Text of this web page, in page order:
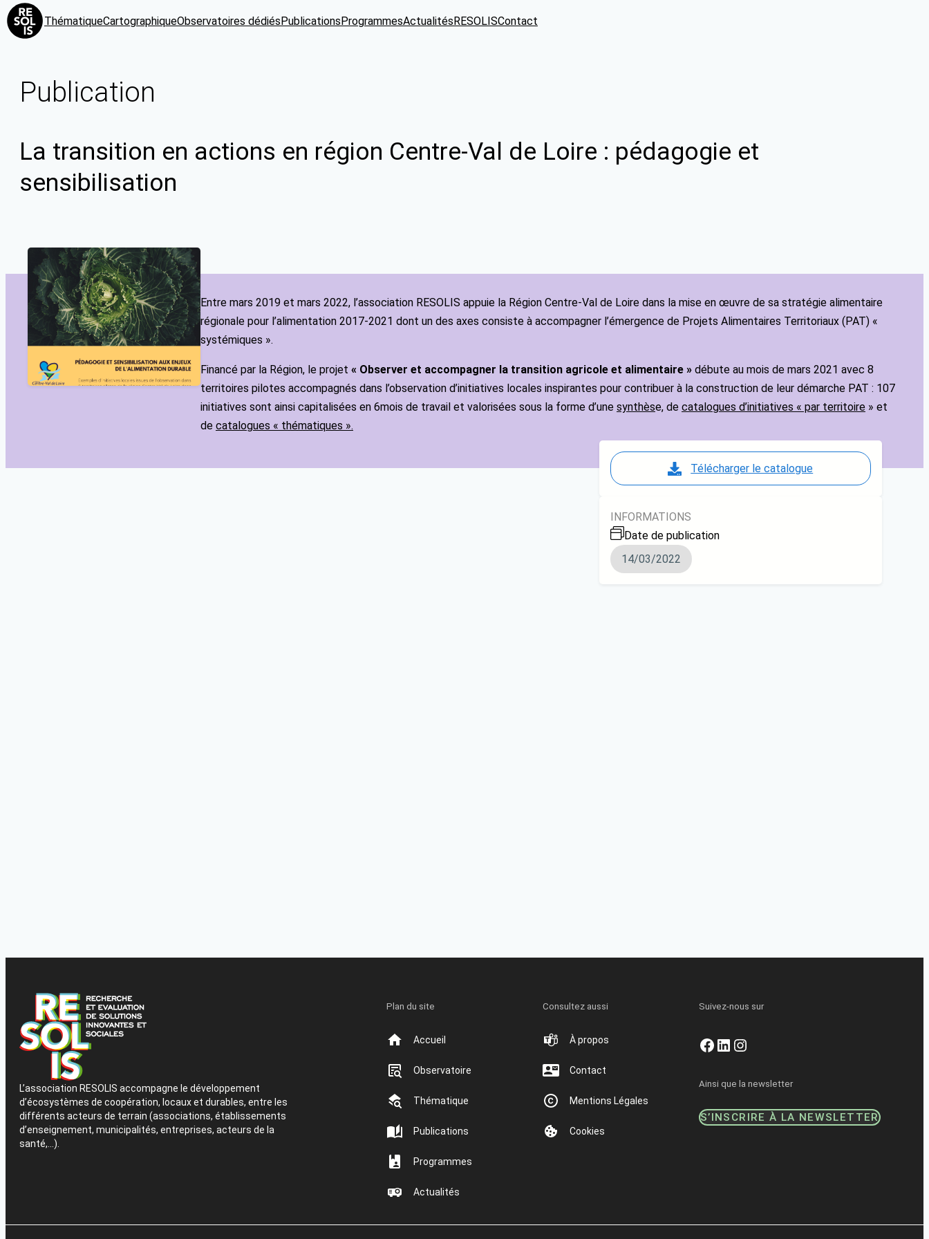
ThématiqueCartographiqueObservatoires dédiésPublicationsProgrammesActualitésRESOLISContact
Publication
La transition en actions en région Centre-Val de Loire : pédagogie et
sensibilisation
Entre mars 2019 et mars 2022, l’association RESOLIS appuie la Région Centre-Val de Loire dans la mise en œuvre de sa stratégie alimentaire
régionale pour l’alimentation 2017-2021 dont un des axes consiste à accompagner l’émergence de Projets Alimentaires Territoriaux (PAT) «
systémiques ».
Financé par la Région, le projet « Observer et accompagner la transition agricole et alimentaire » débute au mois de mars 2021 avec 8
territoires pilotes accompagnés dans l’observation d’initiatives locales inspirantes pour contribuer à la construction de leur démarche PAT : 107
initiatives sont ainsi capitalisées en 6mois de travail et valorisées sous la forme d’une synthèse, de catalogues d’initiatives « par territoire » et
de catalogues « thématiques ».
Télécharger le catalogue
INFORMATIONS
Date de publication
14/03/2022
L’association RESOLIS accompagne le développement
d’écosystèmes de coopération, locaux et durables, entre les
différents acteurs de terrain (associations, établissements
d’enseignement, municipalités, entreprises, acteurs de la
santé,…).
Plan du site
Accueil
Observatoire
Thématique
Publications
Programmes
Actualités
Consultez aussi
À propos
Contact
Mentions Légales
Cookies
Suivez-nous sur
Facebook
LinkedIn
Instagram
Ainsi que la newsletter
S’INSCRIRE À LA NEWSLETTER